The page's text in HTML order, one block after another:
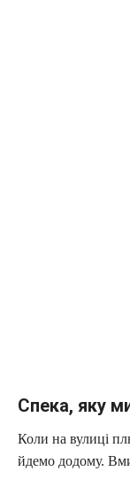
Спека, яку
Коли на вулиці
йдемо додому.